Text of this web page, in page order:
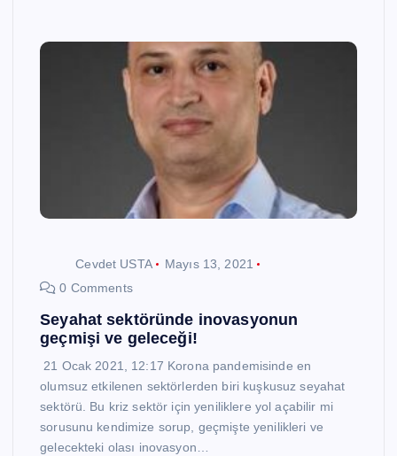
Cevdet USTA
Mayıs 13, 2021
0 Comments
Seyahat sektöründe inovasyonun
geçmişi ve geleceği!
21 Ocak 2021, 12:17 Korona pandemisinde en
olumsuz etkilenen sektörlerden biri kuşkusuz seyahat
sektörü. Bu kriz sektör için yeniliklere yol açabilir mi
sorusunu kendimize sorup, geçmişte yenilikleri ve
gelecekteki olası inovasyon…